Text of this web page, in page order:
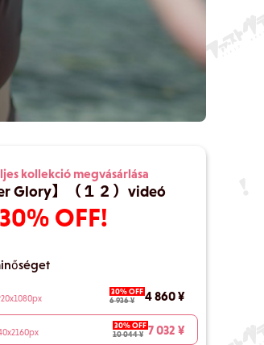
kollekció megvásárlása
Glory】（１２）videó
30% OFF!
30% OFF
6 936 ¥
4 860 ¥
30% OFF
10 044 ¥ 7 032 ¥